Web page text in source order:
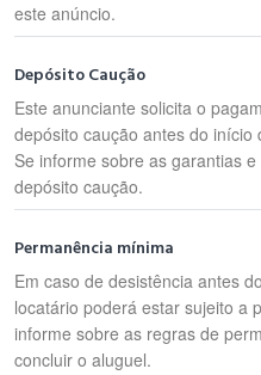
este anúncio.
Depósito Caução
Este anunciante solicita o
depósito caução antes do início
Se informe sobre as garantias
depósito caução.
Permanência mínima
Em caso de desistência antes
locatário poderá estar sujeito a
informe sobre as regras de
concluir o aluguel.